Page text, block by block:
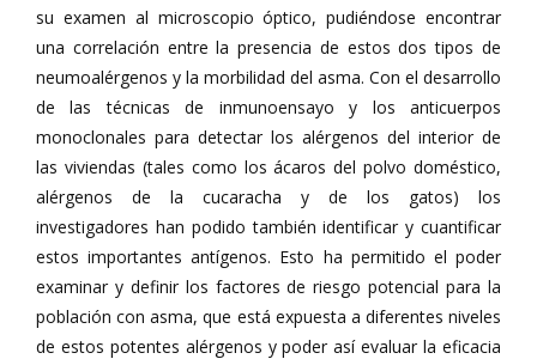
su examen al microscopio óptico, pudiéndose encontrar
una correlación entre la presencia de estos dos tipos de
neumoalérgenos y la morbilidad del asma. Con el desarrollo
de las técnicas de inmunoensayo y los anticuerpos
monoclonales para detectar los alérgenos del interior de
las viviendas (tales como los ácaros del polvo doméstico,
alérgenos de la cucaracha y de los gatos) los
investigadores han podido también identificar y cuantificar
estos importantes antígenos. Esto ha permitido el poder
examinar y definir los factores de riesgo potencial para la
población con asma, que está expuesta a diferentes niveles
de estos potentes alérgenos y poder así evaluar la eficacia